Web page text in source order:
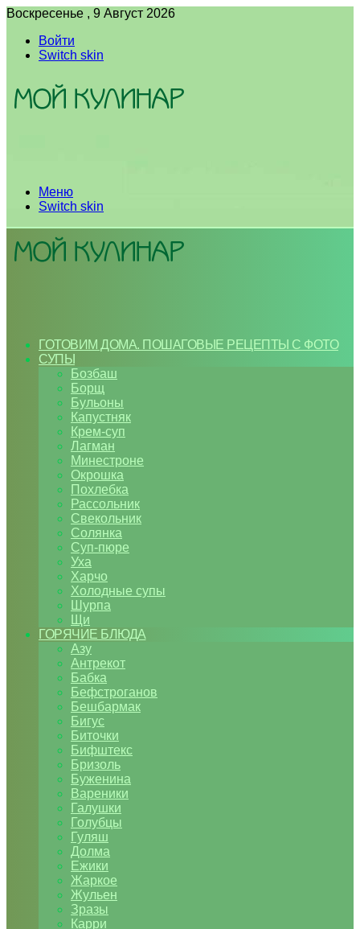
Воскресенье , 9 Август 2026
Войти
Switch skin
Меню
Switch skin
ГОТОВИМ ДОМА. ПОШАГОВЫЕ РЕЦЕПТЫ С ФОТО
СУПЫ
Бозбаш
Борщ
Бульоны
Капустняк
Крем-суп
Лагман
Минестроне
Окрошка
Похлебка
Рассольник
Свекольник
Солянка
Суп-пюре
Уха
Харчо
Холодные супы
Шурпа
Щи
ГОРЯЧИЕ БЛЮДА
Азу
Антрекот
Бабка
Бефстроганов
Бешбармак
Бигус
Биточки
Бифштекс
Бризоль
Буженина
Вареники
Галушки
Голубцы
Гуляш
Долма
Ежики
Жаркое
Жульен
Зразы
Карри